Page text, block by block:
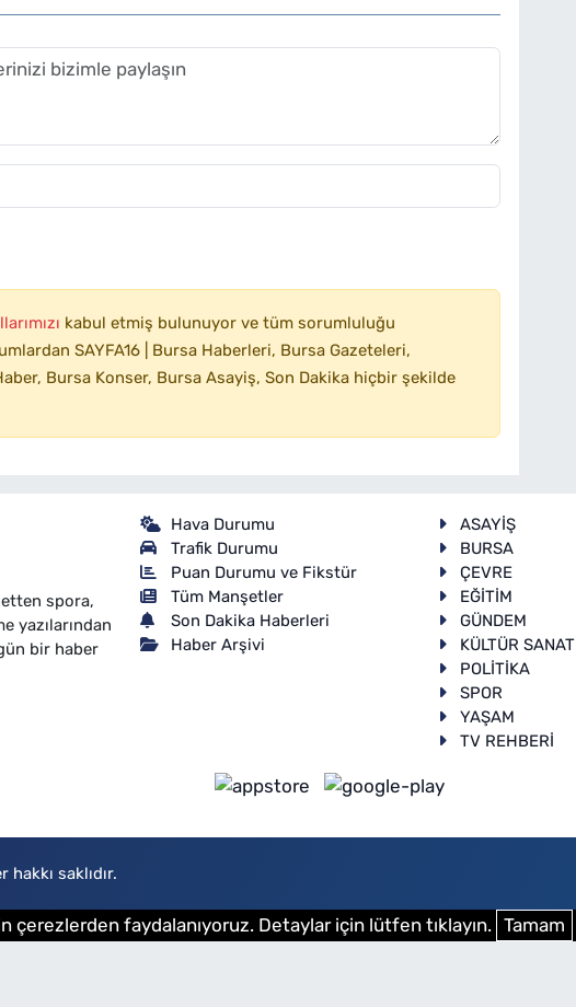
kabul etmiş bulunuyor ve tüm sorumluluğu
SAYFA16 | Bursa Haberleri, Bursa Gazeteleri,
Bursa Konser, Bursa Asayiş, Son Dakika hiçbir şekilde
spora,
yazılarından
bir haber
Hava Durumu
Trafik Durumu
Puan Durumu ve Fikstür
Tüm Manşetler
Son Dakika Haberleri
Haber Arşivi
ASAYİŞ
BURSA
ÇEVRE
EĞİTİM
GÜNDEM
KÜLTÜR SANAT
POLİTİKA
SPOR
YAŞAM
TV REHBERİ
saklıdır.
çerezlerden faydalanıyoruz. Detaylar için lütfen tıklayın. Tamam